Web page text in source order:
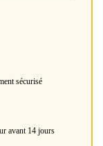
sécurisé
avant 14 jours